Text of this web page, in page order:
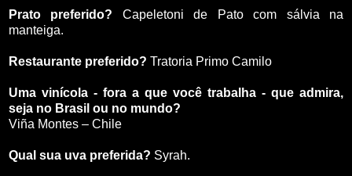
Prato preferido? Capeletoni de Pato com sálvia na
manteiga.
Restaurante preferido? Tratoria Primo Camilo
Uma vinícola - fora a que você trabalha - que admira,
seja no Brasil ou no mundo?
Viña Montes – Chile
Qual sua uva preferida? Syrah.